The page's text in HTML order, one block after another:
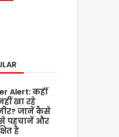
Alert: कहीं
खा रहे
जानें कैसे
पहचानें और
है